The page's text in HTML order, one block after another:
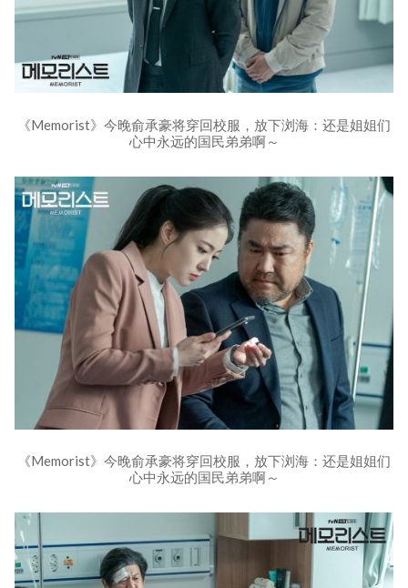
《Memorist》今晚俞承豪将穿回校服，放下浏海：还是姐姐们
心中永远的国民弟弟啊～
《Memorist》今晚俞承豪将穿回校服，放下浏海：还是姐姐们
心中永远的国民弟弟啊～